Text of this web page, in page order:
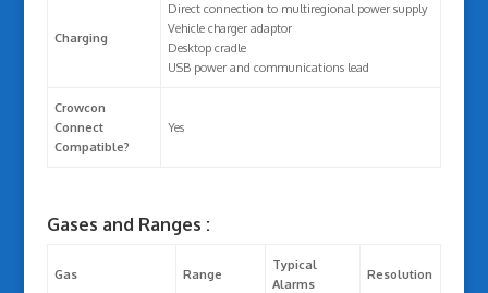
Charging
Direct connection to multiregional power supply
Vehicle charger adaptor
Desktop cradle
USB power and communications lead
Crowcon
Connect
Compatible?
Yes
Gases and Ranges :
Gas Range
Typical
Alarms
Resolution